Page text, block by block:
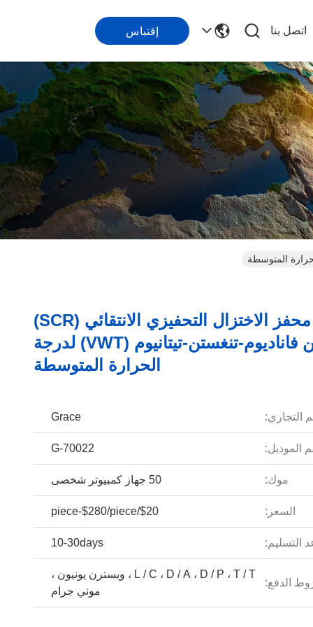
اتصل بنا إقتباس
وحدة محفز الاختزال التحفيزي الانتقائي (SCR)
من فاناديوم-تنغستن-تيتانيوم (VWT) لدرجة
الحرارة المتوسطة
التجاري: Grace
الموديل: G-70022
موك: 50 جهاز كمبيوتر شخصى
السعر: $20/piece-$280/piece
التسليم: 10-30days
الدفع:
L / C ، D / A ، D / P ، T / T ، ويسترن يونيون ،
موني جرام